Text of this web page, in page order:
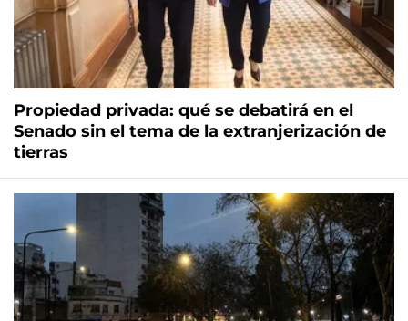
Propiedad privada: qué se debatirá en el
Senado sin el tema de la extranjerización de
tierras